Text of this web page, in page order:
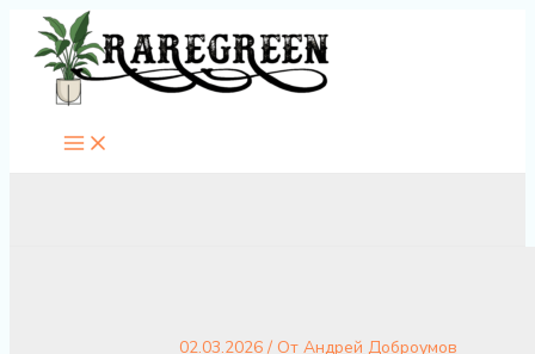
Перейти
содержимому
02.03.2026 / От Андрей Доброумов